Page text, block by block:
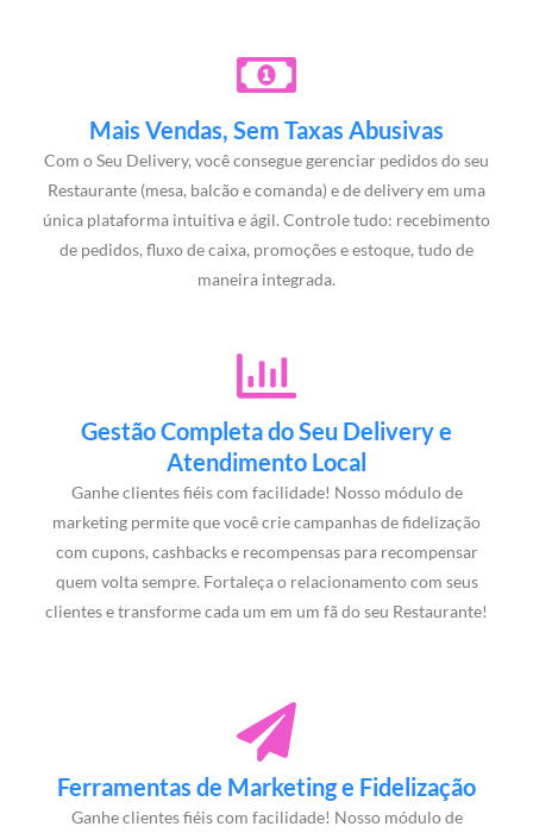
Mais Vendas, Sem Taxas Abusivas
Com o Seu Delivery, você consegue gerenciar pedidos do seu
Restaurante (mesa, balcão e comanda) e de delivery em uma
única plataforma intuitiva e ágil. Controle tudo: recebimento
de pedidos, fluxo de caixa, promoções e estoque, tudo de
maneira integrada.
Gestão Completa do Seu Delivery e
Atendimento Local
Ganhe clientes fiéis com facilidade! Nosso módulo de
marketing permite que você crie campanhas de fidelização
com cupons, cashbacks e recompensas para recompensar
quem volta sempre. Fortaleça o relacionamento com seus
clientes e transforme cada um em um fã do seu Restaurante!
Ferramentas de Marketing e Fidelização
Ganhe clientes fiéis com facilidade! Nosso módulo de